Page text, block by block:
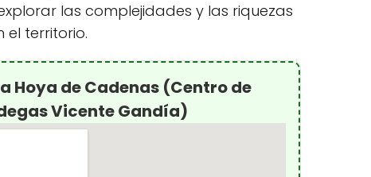
las complejidades y las riquezas
territorio.
Hoya de Cadenas (Centro de
Vicente Gandía)